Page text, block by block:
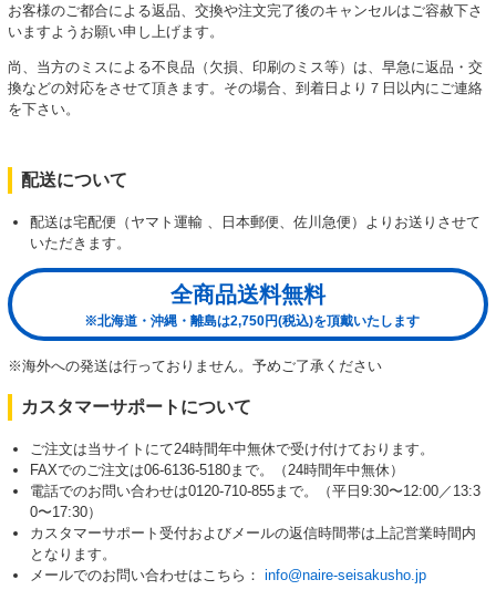
お客様のご都合による返品、交換や注文完了後のキャンセルはご容赦下さ
いますようお願い申し上げます。
尚、当方のミスによる不良品（欠損、印刷のミス等）は、早急に返品・交
換などの対応をさせて頂きます。その場合、到着日より７日以内にご連絡
を下さい。
配送について
配送は宅配便（ヤマト運輸 、日本郵便、佐川急便）よりお送りさせて
いただきます。
全商品送料無料
※北海道・沖縄・離島は2,750円(税込)を頂戴いたします
※海外への発送は行っておりません。予めご了承ください
カスタマーサポートについて
ご注文は当サイトにて24時間年中無休で受け付けております。
FAXでのご注文は06-6136-5180まで。（24時間年中無休）
電話でのお問い合わせは0120-710-855まで。（平日9:30〜12:00／13:3
0〜17:30）
カスタマーサポート受付およびメールの返信時間帯は上記営業時間内
となります。
メールでのお問い合わせはこちら： info@naire-seisakusho.jp